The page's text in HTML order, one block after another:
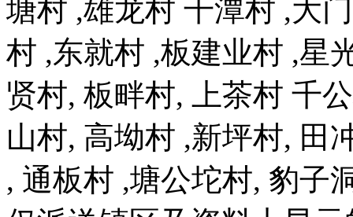
塘村 ,雄龙村 千潭村 ,大
村 ,东就村 ,板建业村 ,星
贤村, 板畔村, 上茶村 千
山村, 高坳村 ,新坪村, 田
, 通板村 ,塘公坨村, 豹子